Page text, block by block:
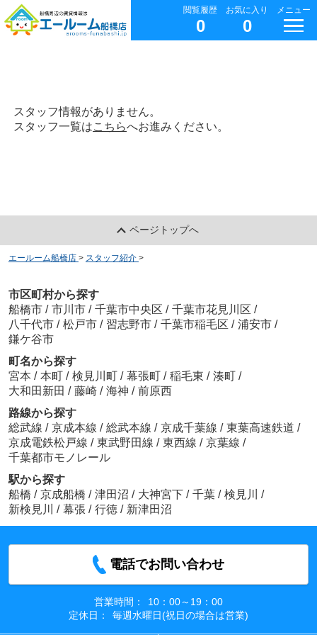
閲覧履歴
0
お気に入り
0
メニュー
スタッフ情報がありません。
スタッフ一覧はこちらへお進みください。
ページトップへ
エールーム船橋店 > スタッフ紹介 >
市区町村から探す
船橋市 / 市川市 / 千葉市中央区 / 千葉市花見川区 /
八千代市 / 松戸市 / 習志野市 / 千葉市稲毛区 / 浦安市 /
鎌ケ谷市
町名から探す
宮本 / 本町 / 検見川町 / 幕張町 / 稲毛東 / 湊町 /
大和田新田 / 藤崎 / 海神 / 前原西
路線から探す
総武線 / 京成本線 / 総武本線 / 京成千葉線 / 東葉高速鉄道 /
京成電鉄松戸線 / 東武野田線 / 東西線 / 京葉線 /
千葉都市モノレール
駅から探す
船橋 / 京成船橋 / 津田沼 / 大神宮下 / 千葉 / 検見川
/
新検見川
/ 幕張 / 行徳 / 新津田沼
電話でお問い合わせ
営業時間：
10：00～19：00
定休日：
毎週水曜日(祝日の場合は営業)